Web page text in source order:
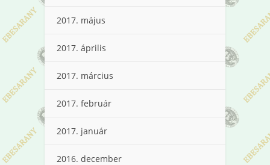
2017. május
2017. április
2017. március
2017. február
2017. január
2016. december